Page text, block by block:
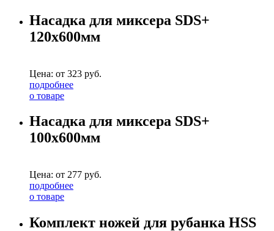
Насадка для миксера SDS+
120х600мм
Цена: от 323 руб.
подробнее
о товаре
Насадка для миксера SDS+
100х600мм
Цена: от 277 руб.
подробнее
о товаре
Комплект ножей для рубанка HSS